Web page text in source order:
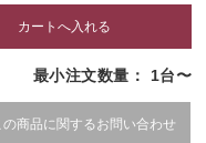
最小注文数量： 1台〜
の商品に関するお問い合わせ